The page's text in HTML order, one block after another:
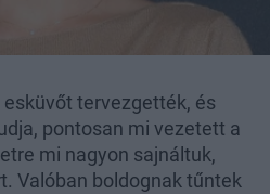
tervezgették, és
pontosan mi vezetett a
mi nagyon sajnáltuk,
Valóban boldognak tűntek